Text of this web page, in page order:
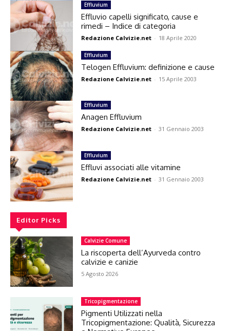
Effluvium
Effluvio capelli significato, cause e
rimedi – Indice di categoria
Redazione Calvizie.net - 18 Aprile 2020
Effluvium
Telogen Effluvium: definizione e cause
Redazione Calvizie.net - 15 Aprile 2003
Effluvium
Anagen Effluvium
Redazione Calvizie.net - 31 Gennaio 2003
Effluvium
Effluvi associati alle vitamine
Redazione Calvizie.net - 31 Gennaio 2003
Editor Picks
Calvizie Comune
La riscoperta dell’Ayurveda contro
calvizie e canizie
5 Agosto 2026
Tricopigmentazione
Pigmenti Utilizzati nella
Tricopigmentazione: Qualità, Sicurezza